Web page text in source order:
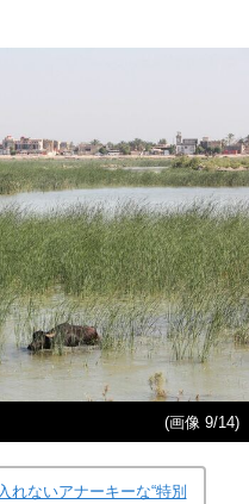
(画像 9/14)
れないアナーキーな“特別